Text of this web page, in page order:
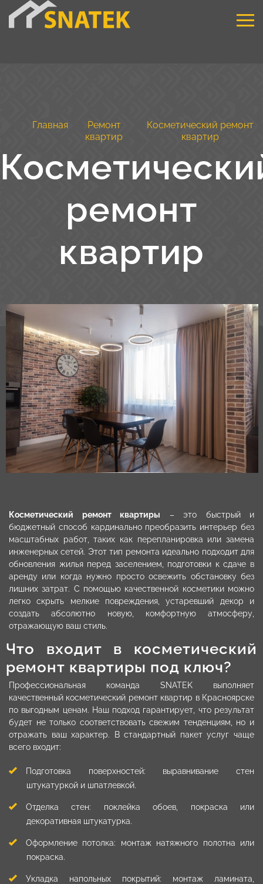
Главная
Ремонт
квартир
Косметический ремонт
квартир
ремонт
квартир
Косметический ремонт квартиры – это быстрый и
бюджетный способ кардинально преобразить интерьер без
масштабных работ, таких как перепланировка или замена
инженерных сетей. Этот тип ремонта идеально подходит для
обновления жилья перед заселением, подготовки к сдаче в
аренду или когда нужно просто освежить обстановку без
лишних затрат. С помощью качественной косметики можно
легко скрыть мелкие повреждения, устаревший декор и
создать абсолютно новую, комфортную атмосферу,
отражающую ваш стиль.
Что входит в косметический
ремонт квартиры под ключ?
Профессиональная команда SNATEK выполняет
качественный косметический ремонт квартир в Красноярске
по выгодным ценам. Наш подход гарантирует, что результат
будет не только соответствовать свежим тенденциям, но и
отражать ваш характер. В стандартный пакет услуг чаще
всего входит:
Подготовка поверхностей: выравнивание стен
штукатуркой и шпатлевкой.
Отделка стен: поклейка обоев, покраска или
декоративная штукатурка.
Оформление потолка: монтаж натяжного полотна или
покраска.
Укладка напольных покрытий: монтаж ламината,